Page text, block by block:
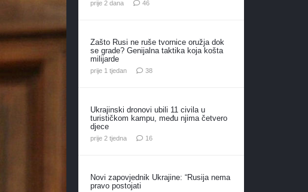
prije 2 dana 46komentara
Zašto Rusi ne ruše tvornice oružja dok
se grade? Genijalna taktika koja košta
milijarde
prije 1 tjedan 38komentara
Ukrajinski dronovi ubili 11 civila u
turističkom kampu, među njima četvero
djece
prije 2 tjedna 16komentara
Novi zapovjednik Ukrajine: “Rusija nema
pravo postojati